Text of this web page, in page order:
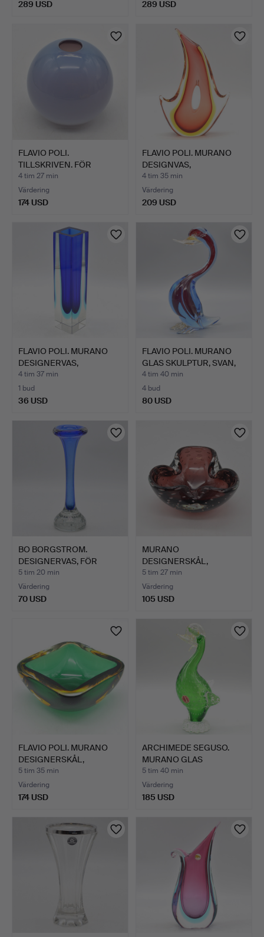
289 USD 289 USD
FLAVIO POLI.
TILLSKRIVEN. FÖR
SEGUSO VETRI…
4 tim 27 min
Värdering
174 USD
FLAVIO POLI. MURANO
DESIGNVAS,
STUDIOGLAS,…
4 tim 35 min
Värdering
209 USD
FLAVIO POLI. MURANO
DESIGNERVAS,
STUDIOGLA…
4 tim 37 min
1 bud
36 USD
FLAVIO POLI. MURANO
GLAS SKULPTUR, SVAN,
S…
4 tim 40 min
4 bud
80 USD
BO BORGSTROM.
DESIGNERVAS, FÖR
ASEDA, STUD…
5 tim 20 min
Värdering
70 USD
MURANO
DESIGNERSKÅL,
STUDIOGLAS,
SOMMERSO …
5 tim 27 min
Värdering
105 USD
FLAVIO POLI. MURANO
DESIGNERSKÅL,
STUDIOGL…
5 tim 35 min
Värdering
174 USD
ARCHIMEDE SEGUSO.
MURANO GLAS
SKULPTUR, ST…
5 tim 40 min
Värdering
185 USD